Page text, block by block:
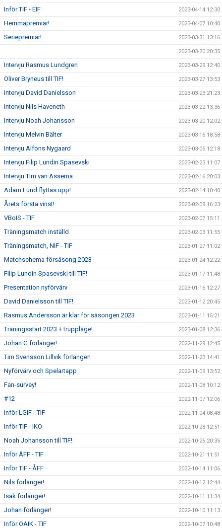
Inför TIF - EIF 2023-04-14 12:30
Hemmapremiär! 2023-04-07 10:40
Seriepremiär! 2023-03-31 13:16
2023-03-30 20:35
Intervju Rasmus Lundgren 2023-03-29 12:40
Oliver Bryneus till TIF! 2023-03-27 13:53
Intervju David Danielsson 2023-03-23 21:23
Intervju Nils Haveneth 2023-03-22 13:36
Intervju Noah Johansson 2023-03-20 12:02
Intervju Melvin Bälter 2023-03-16 18:58
Intervju Alfons Nygaard 2023-03-06 12:18
Intervju Filip Lundin Spasevski 2023-02-23 11:07
Intervju Tim van Assema 2023-02-16 20:03
Adam Lund flyttas upp! 2023-02-14 10:40
Årets första vinst! 2023-02-09 16:23
VBoIS - TIF 2023-02-07 15:11
Träningsmatch inställd 2023-02-03 11:55
Träningsmatch, NIF - TIF 2023-01-27 11:02
Matchschema försäsong 2023 2023-01-24 12:22
Filip Lundin Spasevski till TIF! 2023-01-17 11:48
Presentation nyförvärv 2023-01-16 12:27
David Danielsson till TIF! 2023-01-12 20:45
Rasmus Andersson är klar för säsongen 2023 2023-01-11 15:21
Träningsstart 2023 + truppläge! 2023-01-08 12:36
Johan G förlänger! 2022-11-29 12:45
Tim Svensson Lillvik förlänger! 2022-11-23 14:41
Nyförvärv och Spelartapp 2022-11-09 13:52
Fan-survey! 2022-11-08 10:12
#12 2022-11-07 12:06
Inför LGIF - TIF 2022-11-04 08:48
Inför TIF - IKO 2022-10-28 12:51
Noah Johansson till TIF! 2022-10-25 20:35
Inför ÄFF - TIF 2022-10-21 11:51
Inför TIF - ÅFF 2022-10-14 11:06
Nils förlänger! 2022-10-12 12:44
Isak förlänger! 2022-10-11 11:34
Johan förlänger! 2022-10-10 11:13
Inför OAIK - TIF 2022-10-07 10:48